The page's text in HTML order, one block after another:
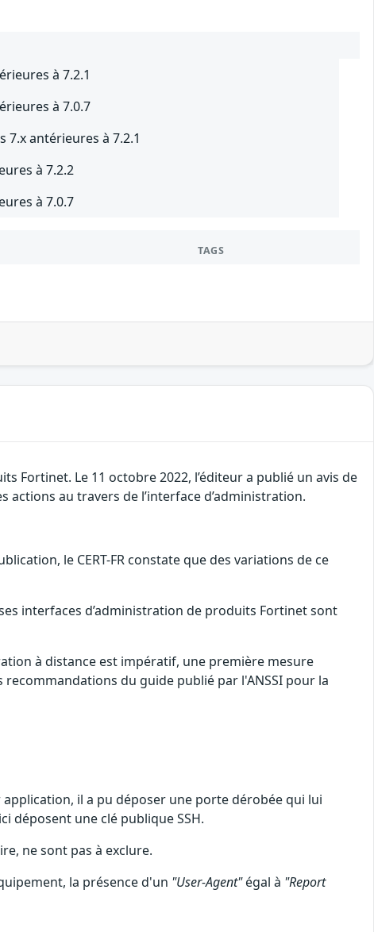
à 7.2.1
à 7.0.7
antérieures à 7.2.1
à 7.2.2
à 7.0.7
TAGS
Fortinet. Le 11 octobre 2022, l’éditeur a publié un avis de
au travers de l’interface d’administration.
le CERT-FR constate que des variations de ce
interfaces d’administration de produits Fortinet sont
à distance est impératif, une première mesure
du guide publié par l'ANSSI pour la
il a pu déposer une porte dérobée qui lui
déposent une clé publique SSH.
ne sont pas à exclure.
la présence d'un "User-Agent"égal à "Report